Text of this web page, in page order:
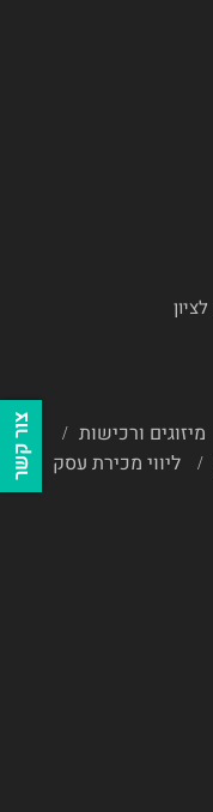
מיזוגים ורכישות
ליווי מכירת עסק
צור קשר